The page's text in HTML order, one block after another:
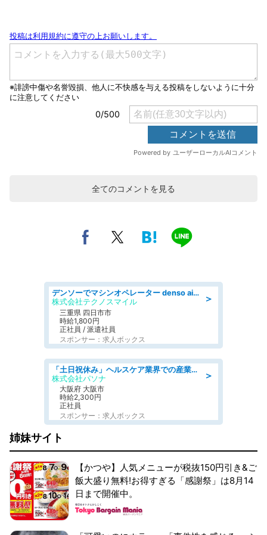
全てのコメントを見る
＞
デンソーでマシンオペレーター denso aichi
株式会社テクノスマイル
三重県 四日市市
時給1,800円
正社員 / 派遣社員
スポンサー：求人ボックス
＞
「土日祝休み」ヘルスケア業界での産業保健師業務/看護師/高時給/要資格:正看護師
株式会社パソナ
大阪府 大阪市
時給2,300円
正社員
スポンサー：求人ボックス
姉妹サイト
【かつや】人気メニューが税抜150円引き&ご
飯大盛り無料!お得すぎる「感謝祭」は8月14
日まで開催中。